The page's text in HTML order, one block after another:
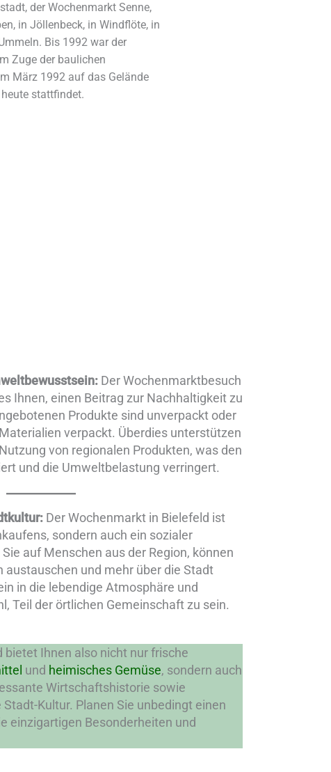
der Wochenmarkt Senne,
in Jöllenbeck, in Windflöte, in
Bis 1992 war der
Zuge der baulichen
März 1992 auf das Gelände
stattfindet.
Der Wochenmarktbesuch
Ihnen, einen Beitrag zur Nachhaltigkeit zu
Produkte sind unverpackt oder
verpackt. Überdies unterstützen
von regionalen Produkten, was den
und die Umweltbelastung verringert.
Der Wochenmarkt in Bielefeld ist
sondern auch ein sozialer
auf Menschen aus der Region, können
austauschen und mehr über die Stadt
in die lebendige Atmosphäre und
Teil der örtlichen Gemeinschaft zu sein.
bietet Ihnen also nicht nur frische
und heimisches Gemüse, sondern auch
Wirtschaftshistorie sowie
Kultur. Planen Sie unbedingt einen
einzigartigen Besonderheiten und